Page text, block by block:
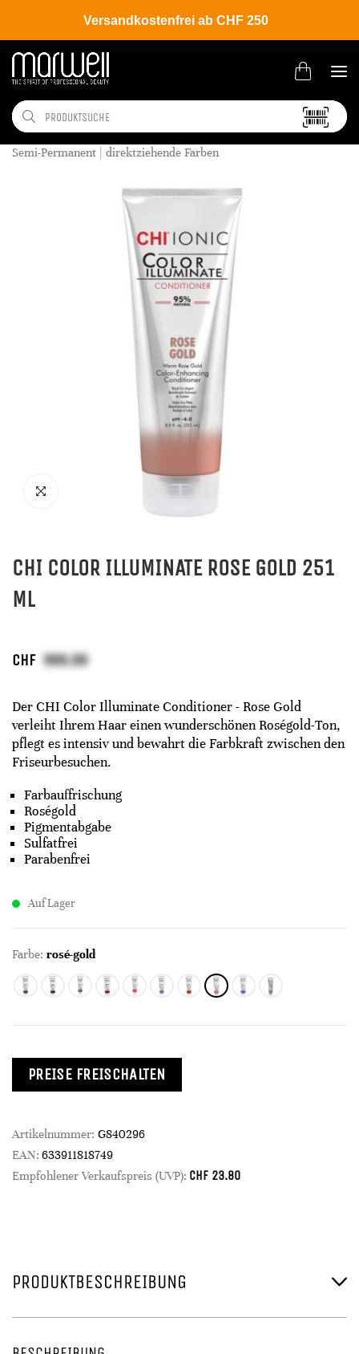
Versandkostenfrei ab CHF 250
Shop Hair
Coloration
Semi-Permanent | direktziehende Farben
CHI COLOR ILLUMINATE ROSE GOLD 251
ML
CHF
Der CHI Color Illuminate Conditioner - Rose Gold
verleiht Ihrem Haar einen wunderschönen Roségold-Ton,
pflegt es intensiv und bewahrt die Farbkraft zwischen den
Friseurbesuchen.
Farbauffrischung
Roségold
Pigmentabgabe
Sulfatfrei
Parabenfrei
Auf Lager
Farbe: rosé-gold
PREISE FREISCHALTEN
Artikelnummer: G840296
EAN: 633911818749
Empfohlener Verkaufspreis (UVP): CHF 23.80
PRODUKTBESCHREIBUNG